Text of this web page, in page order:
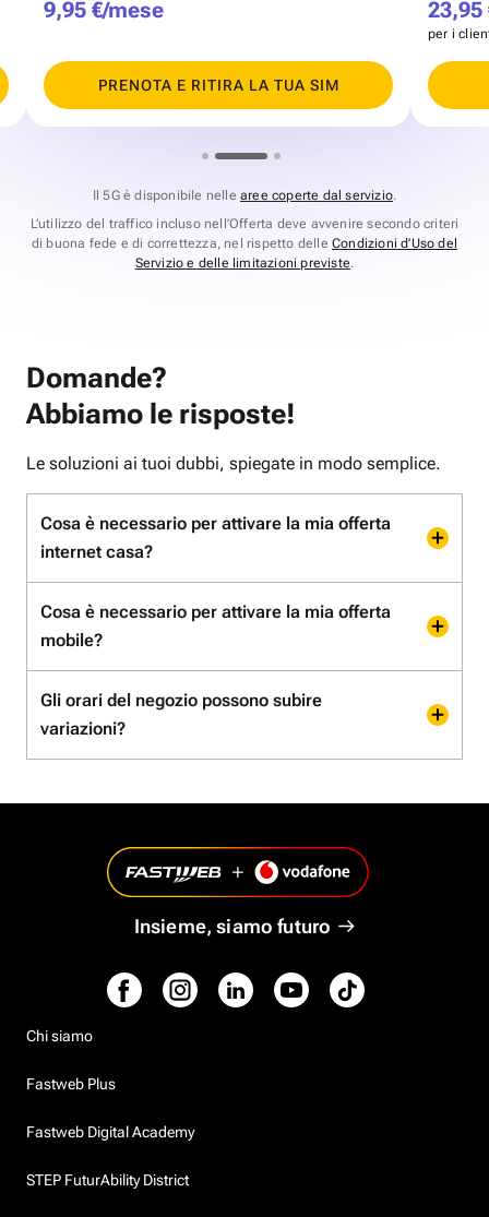
9,95 €/mese
PRENOTA E RITIRA LA TUA SIM
23,95
per i
Il 5G è disponibile nelle aree coperte dal servizio.
L’utilizzo del traffico incluso nell’Offerta deve avvenire secondo criteri
di buona fede e di correttezza, nel rispetto delleCondizioni d’Uso del
Servizio e delle limitazioni previste.
Domande?
Abbiamo le risposte!
Le soluzioni ai tuoi dubbi, spiegate in modo semplice.
Cosa è necessario per attivare la mia offerta
internet casa?
Cosa è necessario per attivare la mia offerta
mobile?
Gli orari del negozio possono subire
variazioni?
Insieme, siamo futuro
Chi siamo
Fastweb Plus
Fastweb Digital Academy
STEP FuturAbility District